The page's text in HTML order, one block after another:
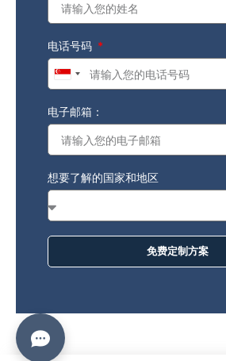
电话号码
Singapore
电子邮箱：
想要了解的国家和地区
免费定制方案